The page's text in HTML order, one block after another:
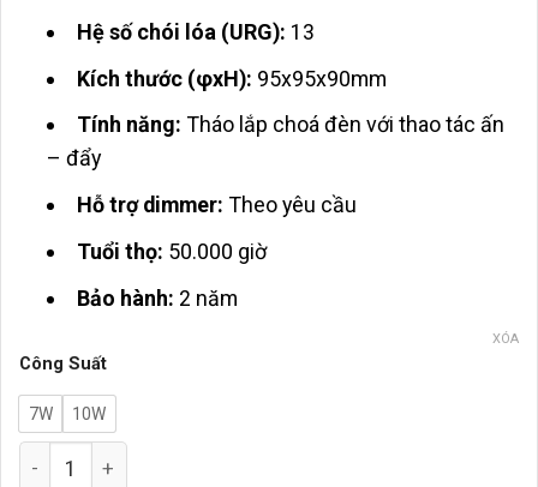
Hệ số chói lóa (URG): 13
Kích thước (φxH): 95x95x90mm
Tính năng: Tháo lắp choá đèn với thao tác ấn
– đẩy
Hỗ trợ dimmer: Theo yêu cầu
Tuổi thọ: 50.000 giờ
Bảo hành: 2 năm
Công Suất
7W 10W
XÓA